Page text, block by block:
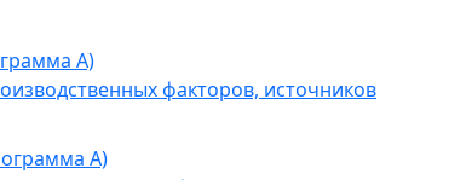
А)
факторов, источников
А)